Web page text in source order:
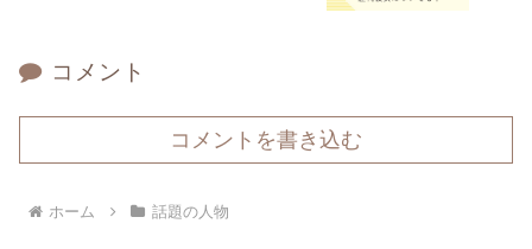
コメント
コメントを書き込む
ホーム 話題の人物